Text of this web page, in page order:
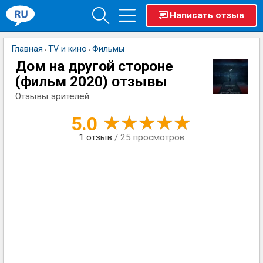
Написать отзыв
Главная › TV и кино › Фильмы
Дом на другой стороне
(фильм 2020) отзывы
Отзывы зрителей
5.0
1 отзыв / 25 просмотров